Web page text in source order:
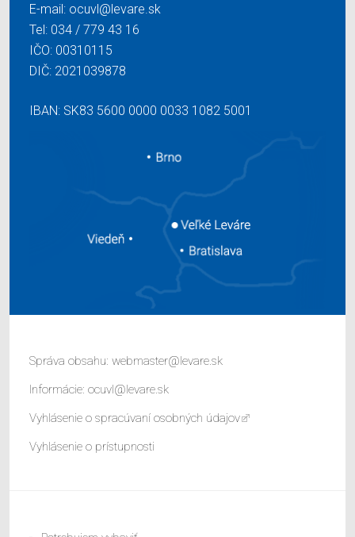
E-mail: ocuvl@levare.sk
Tel: 034 / 779 43 16
IČO: 00310115
DIČ: 2021039878
IBAN: SK83 5600 0000 0033 1082 5001
Správa obsahu: webmaster@levare.sk
Informácie: ocuvl@levare.sk
Vyhlásenie o spracúvaní osobných údajov
Vyhlásenie o prístupnosti